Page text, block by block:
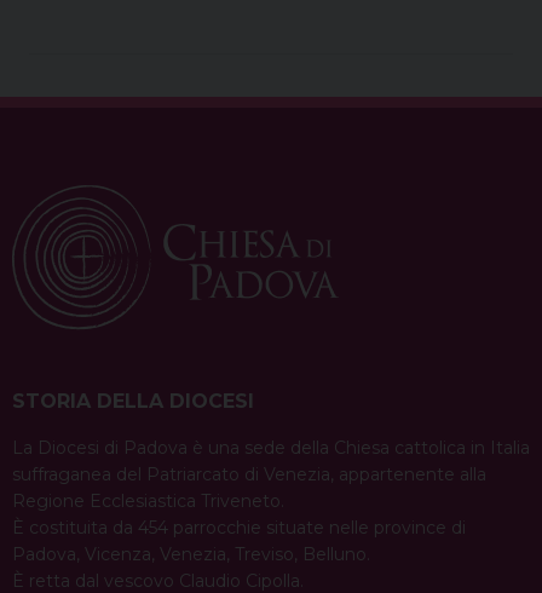
STORIA DELLA DIOCESI
La Diocesi di Padova è una sede della Chiesa cattolica in Italia
suffraganea del Patriarcato di Venezia, appartenente alla
Regione Ecclesiastica Triveneto.
È costituita da 454 parrocchie situate nelle province di
Padova, Vicenza, Venezia, Treviso, Belluno.
È retta dal vescovo Claudio Cipolla.